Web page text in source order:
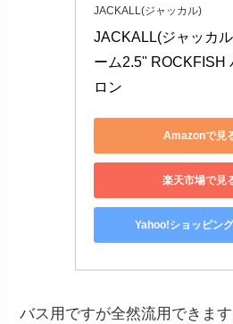
JACKALL(ジャッカル)
JACKALL(ジャッカ
ーム2.5" ROCKFISH
ロン
Amazonで見
楽天市場で見
Yahoo!ショッピン
バス用ですが全然流用できます